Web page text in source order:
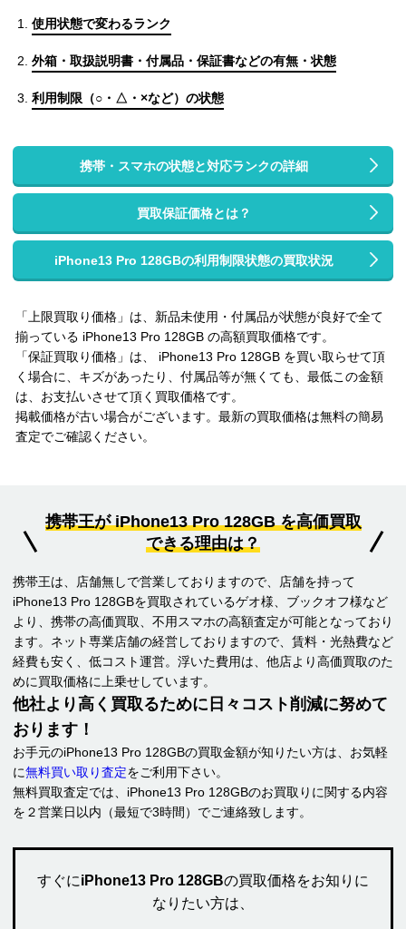
使用状態で変わるランク
外箱・取扱説明書・付属品・保証書などの有無・状態
利用制限（○・△・×など）の状態
携帯・スマホの状態と対応ランクの詳細
買取保証価格とは？
iPhone13 Pro 128GBの利用制限状態の買取状況
「上限買取り価格」は、新品未使用・付属品が状態が良好で全て
揃っている iPhone13 Pro 128GB の高額買取価格です。
「保証買取り価格」は、 iPhone13 Pro 128GB を買い取らせて頂
く場合に、キズがあったり、付属品等が無くても、最低この金額
は、お支払いさせて頂く買取価格です。
掲載価格が古い場合がございます。最新の買取価格は無料の簡易
査定でご確認ください。
携帯王が iPhone13 Pro 128GB を高価買取
できる理由は？
携帯王は、店舗無しで営業しておりますので、店舗を持って
iPhone13 Pro 128GBを買取されているゲオ様、ブックオフ様など
より、携帯の高価買取、不用スマホの高額査定が可能となっており
ます。ネット専業店舗の経営しておりますので、賃料・光熱費など
経費も安く、低コスト運営。浮いた費用は、他店より高価買取のた
めに買取価格に上乗せしています。
他社より高く買取るために日々コスト削減に努めて
おります！
お手元のiPhone13 Pro 128GBの買取金額が知りたい方は、お気軽
に無料買い取り査定をご利用下さい。
無料買取査定では、iPhone13 Pro 128GBのお買取りに関する内容
を２営業日以内（最短で3時間）でご連絡致します。
すぐにiPhone13 Pro 128GBの買取価格をお知りに
なりたい方は、